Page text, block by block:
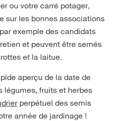
ou votre carré potager,
sur les bonnes associations
exemple des candidats
et peuvent être semés
et la laitue.
aperçu de la date de
légumes, fruits et herbes
perpétuel des semis
année de jardinage !